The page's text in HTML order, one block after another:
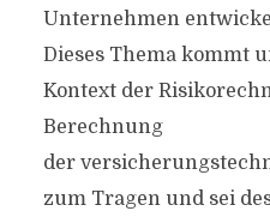
Unternehmen
Dieses Thema kommt
Kontext der
Berechnung
der
zum Tragen und sei